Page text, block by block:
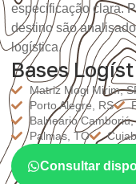
especificação clara.
destino são
logística.
Bases
Matriz Mogi Mirim,
Porto Alegre, RS
Balneário Camboriú,
Palmas, TO
Consultar